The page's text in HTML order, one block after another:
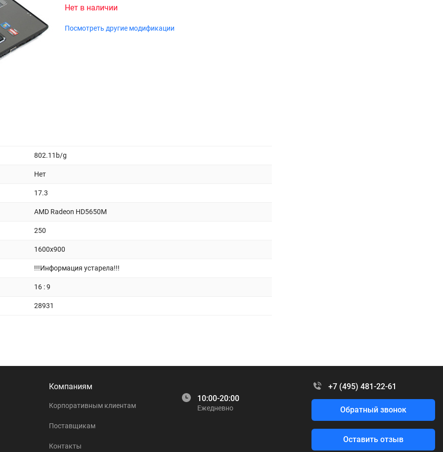
Нет в наличии
Посмотреть другие модификации
802.11b/g
Нет
17.3
AMD Radeon HD5650M
250
1600x900
!!!Информация устарела!!!
16 : 9
28931
Компаниям
Корпоративным клиентам
Поставщикам
Контакты
10:00-20:00
Ежедневно
+7 (495) 481-22-61
Обратный звонок
Оставить отзыв